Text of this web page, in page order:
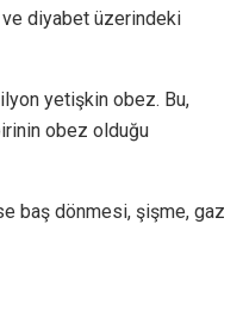
diyabet üzerindeki
yetişkin obez. Bu,
obez olduğu
baş dönmesi, şişme, gaz